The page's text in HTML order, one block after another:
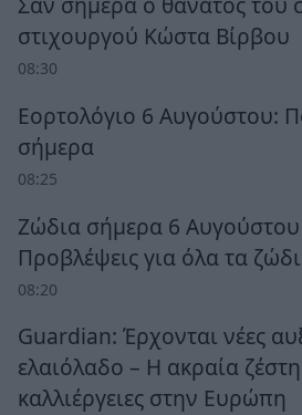
στιχουργού Κώστα Βίρβου
08:30
Εορτολόγιο 6 Αυγούστου:
σήμερα
08:25
Ζώδια σήμερα 6
Προβλέψεις για όλα τα
08:20
Guardian: Έρχονται νέες
ελαιόλαδο – Η ακραία ζέστη
καλλιέργειες στην Ευρώπη